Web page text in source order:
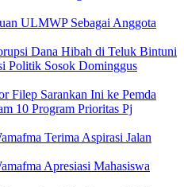
ULMWP Sebagai Anggota
Dana Hibah di Teluk Bintuni
Politik Sosok Dominggus
Filep Sarankan Ini ke Pemda
10 Program Prioritas Pj
Terima Aspirasi Jalan
Apresiasi Mahasiswa